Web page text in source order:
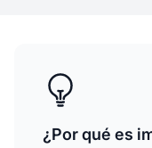
¿Por qué es